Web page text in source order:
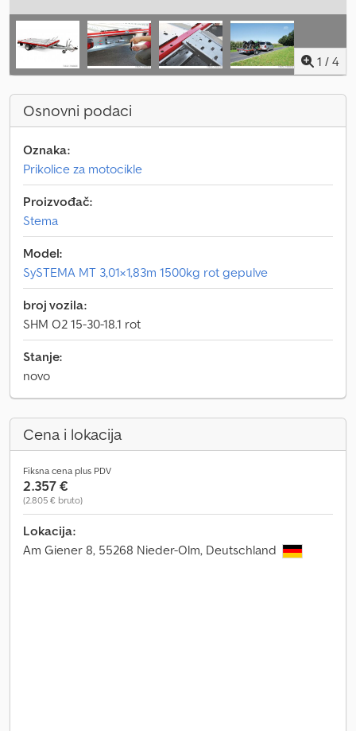
1 / 4
Osnovni podaci
Oznaka:
Prikolice za motocikle
Proizvođač:
Stema
Model:
SySTEMA MT 3,01×1,83m 1500kg rot gepulve
broj vozila:
SHM O2 15-30-18.1 rot
Stanje:
novo
Cena i lokacija
Fiksna cena plus PDV
2.357 €
(2.805 € bruto)
Lokacija:
Am Giener 8, 55268 Nieder-Olm, Deutschland